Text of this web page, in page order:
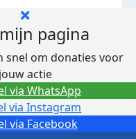
pagina
snel om donaties voor
jouw actie
via Facebook
via Instagram
via WhatsApp